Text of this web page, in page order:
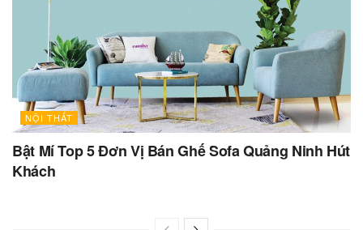
NỘI THẤT
Bật Mí Top 5 Đơn Vị Bán Ghế Sofa Quảng Ninh Hút
Khách